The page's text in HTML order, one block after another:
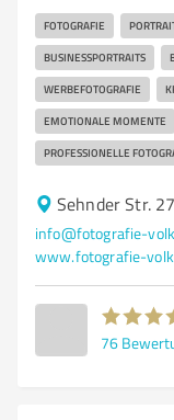
FOTOGRAFIE
BUSINESSPORTRAITS
WERBEFOTOGRAFIE
EMOTIONALE MOMENTE
PROFESSIONELLE
Sehnder Str.
info@fotografie-
www.fotografie-
76